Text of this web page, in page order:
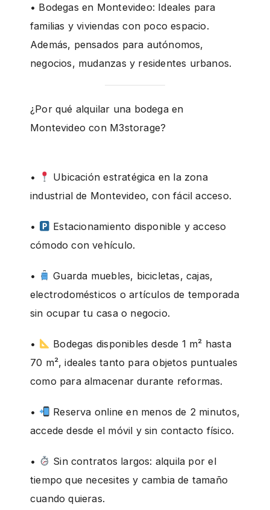
• Bodegas en Montevideo: Ideales para
familias y viviendas con poco espacio.
Además, pensados para autónomos,
negocios, mudanzas y residentes urbanos.
¿Por qué alquilar una bodega en
Montevideo con M3storage?
•
Ubicación estratégica en la zona
industrial de Montevideo, con fácil acceso.
•
Estacionamiento disponible y acceso
cómodo con vehículo.
•
Guarda muebles, bicicletas, cajas,
electrodomésticos o artículos de temporada
sin ocupar tu casa o negocio.
•
Bodegas disponibles desde 1 m² hasta
70 m², ideales tanto para objetos puntuales
como para almacenar durante reformas.
•
Reserva online en menos de 2 minutos,
accede desde el móvil y sin contacto físico.
•
Sin contratos largos: alquila por el
tiempo que necesites y cambia de tamaño
cuando quieras.